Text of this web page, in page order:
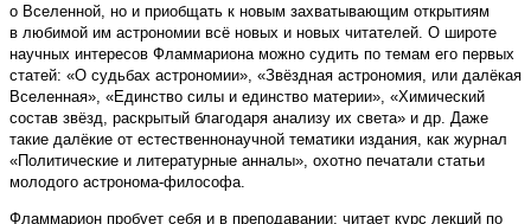
о Вселенной, но и приобщать к новым захватывающим открытиям
в любимой им астрономии всё новых и новых читателей. О широте
научных интересов Фламмариона можно судить по темам его первых
статей: «О судьбах астрономии», «Звёздная астрономия, или далёкая
Вселенная», «Единство силы и единство материи», «Химический
состав звёзд, раскрытый благодаря анализу их света» и др. Даже
такие далёкие от естественнонаучной тематики издания, как журнал
«Политические и литературные анналы», охотно печатали статьи
молодого астронома-философа.
Фламмарион пробует себя и в преподавании: читает курс лекций по